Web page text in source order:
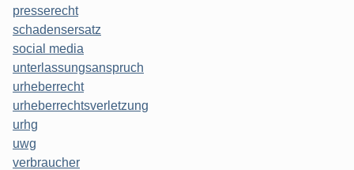
presserecht
schadensersatz
social media
unterlassungsanspruch
urheberrecht
urheberrechtsverletzung
urhg
uwg
verbraucher